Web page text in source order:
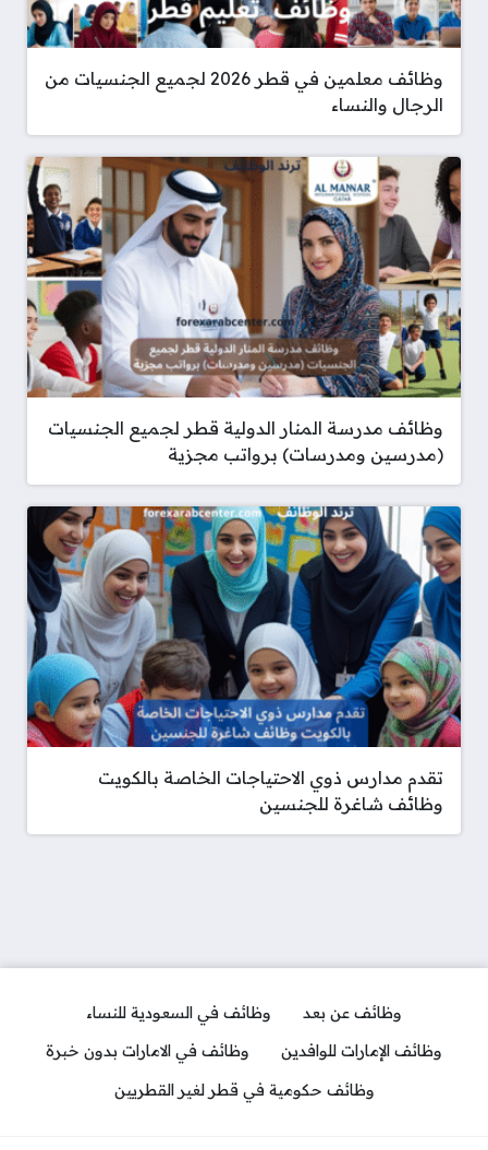
وظائف معلمين في قطر 2026 لجميع الجنسيات من
الرجال والنساء
وظائف مدرسة المنار الدولية قطر لجميع الجنسيات
(مدرسين ومدرسات) برواتب مجزية
تقدم مدارس ذوي الاحتياجات الخاصة بالكويت
وظائف شاغرة للجنسين
وظائف عن بعد
وظائف في السعودية للنساء
وظائف الإمارات للوافدين
وظائف في الامارات بدون خبرة
وظائف حكومية في قطر لغير القطريين